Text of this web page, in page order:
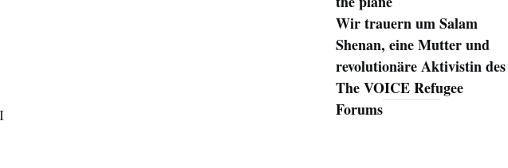
Wir trauern um Salam
Shenan, eine Mutter und
revolutionäre Aktivistin des
The VOICE Refugee
Forums